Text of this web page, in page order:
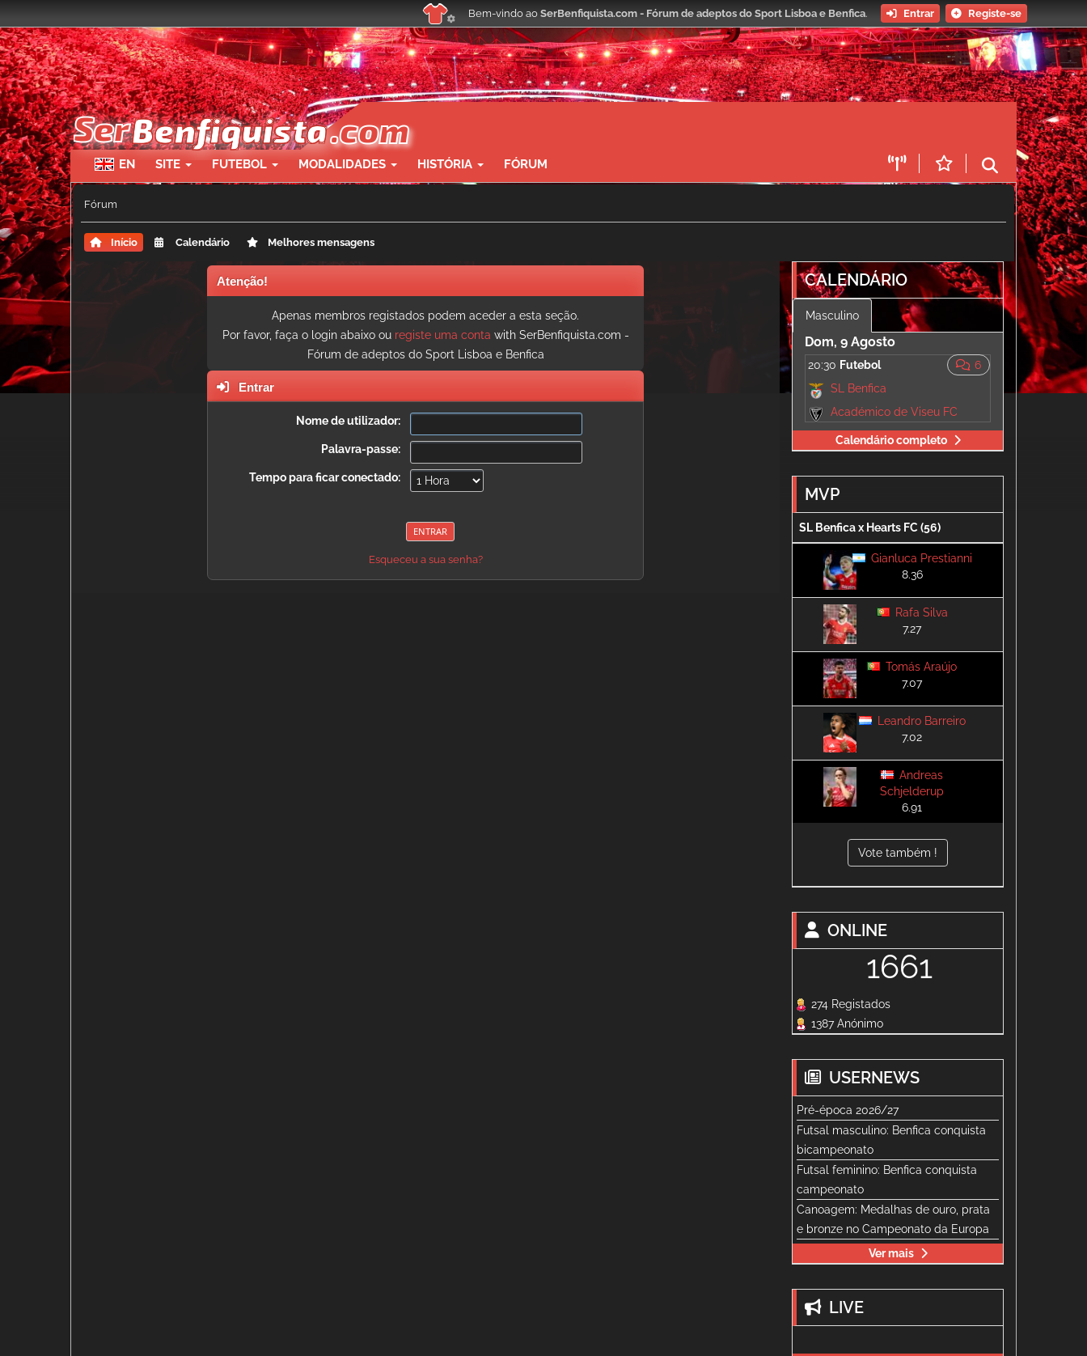
Bem-vindo ao SerBenfiquista.com - Fórum de adeptos do Sport Lisboa e Benfica. Entrar Registe-se
EN SITE FUTEBOL MODALIDADES HISTÓRIA FÓRUM
Fórum
Início Calendário Melhores mensagens
Atenção!
Apenas membros registados podem aceder a esta seção.
Por favor, faça o login abaixo ou registe uma conta with SerBenfiquista.com -
Fórum de adeptos do Sport Lisboa e Benfica
Entrar
Nome de utilizador:
Palavra-passe:
Tempo para ficar conectado:
Esqueceu a sua senha?
CALENDÁRIO
Masculino
Dom, 9 Agosto
6
20:30 Futebol
SL Benfica
Académico de Viseu FC
Calendário completo
MVP
SL Benfica x Hearts FC (56)
Gianluca Prestianni
8.36
Rafa Silva
7.27
Tomás Araújo
7.07
Leandro Barreiro
7.02
Andreas
Schjelderup
6.91
Vote também !
ONLINE
1661
274 Registados
1387 Anónimo
USERNEWS
Pré-época 2026/27
Futsal masculino: Benfica conquista
bicampeonato
Futsal feminino: Benfica conquista
campeonato
Canoagem: Medalhas de ouro, prata
e bronze no Campeonato da Europa
Ver mais
LIVE